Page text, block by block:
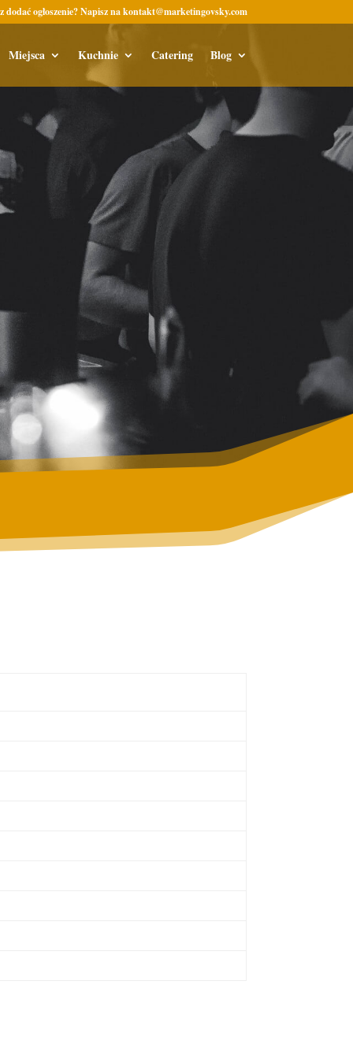
dodać ogłoszenie? Napisz na kontakt@marketingovsky.com
Miejsca Kuchnie Catering Blog